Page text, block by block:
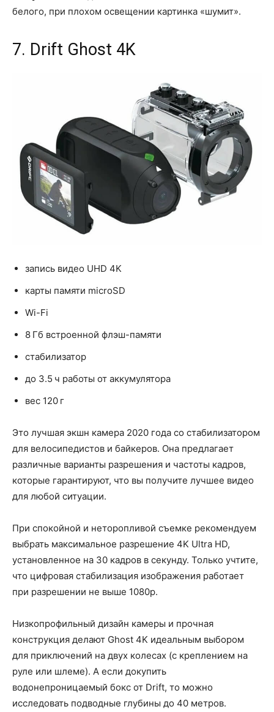
белого, при плохом освещении картинка «шумит».
7. Drift Ghost 4K
запись видео UHD 4K
карты памяти microSD
Wi-Fi
8 Гб встроенной флэш-памяти
стабилизатор
до 3.5 ч работы от аккумулятора
вес 120 г
Это лучшая экшн камера 2020 года со стабилизатором
для велосипедистов и байкеров. Она предлагает
различные варианты разрешения и частоты кадров,
которые гарантируют, что вы получите лучшее видео
для любой ситуации.
При спокойной и неторопливой съемке рекомендуем
выбрать максимальное разрешение 4K Ultra HD,
установленное на 30 кадров в секунду. Только учтите,
что цифровая стабилизация изображения работает
при разрешении не выше 1080p.
Низкопрофильный дизайн камеры и прочная
конструкция делают Ghost 4K идеальным выбором
для приключений на двух колесах (с креплением на
руле или шлеме). А если докупить
водонепроницаемый бокс от Drift, то можно
исследовать подводные глубины до 40 метров.